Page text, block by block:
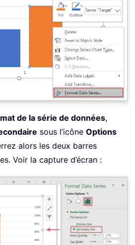
de la série de données,
sous l’icône Options
alors les deux barres
Voir la capture d’écran :